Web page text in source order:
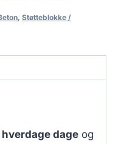
, Støtteblokke /
hverdage dage og